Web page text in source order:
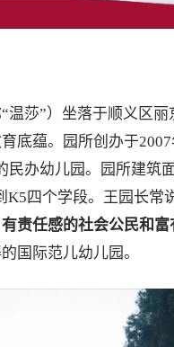
莎”）坐落于顺义区
底蕴。园所创办于
民办幼儿园。园所建筑
四个学段。王园长常
责任感的社会公民和
国际范儿幼儿园。